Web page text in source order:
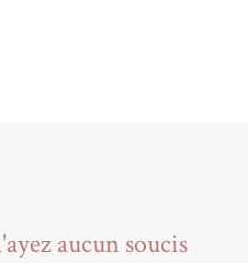
aucun soucis